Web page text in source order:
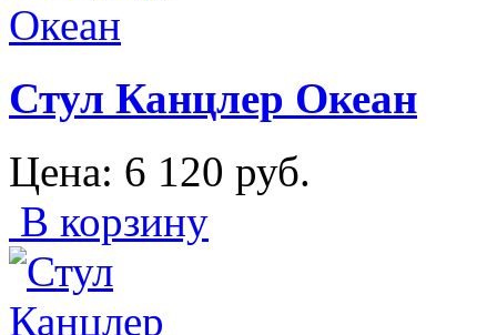
Стул Канцлер Океан
Цена: 6 120 руб.
В корзину